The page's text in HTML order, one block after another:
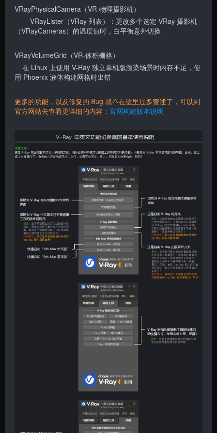
VRayPhysicalCamera（VR-物理摄影机）
VRayLister（VRay 列表）：更改多个选定 VRay 摄影机
（VRayCameras）的温度值时，白平衡意外切换
VRayVolumeGrid（VR-体积栅格）
在 Linux 上使用 V-Ray 独立单机版渲染场景时内存不足，使
用 Phoenix 液体构建网格时出错
更多的功能，以及修复的 Bug 就不在这里过多赘述了，可以到
官方网站去查看更详细的内容： 官网构建版本说明